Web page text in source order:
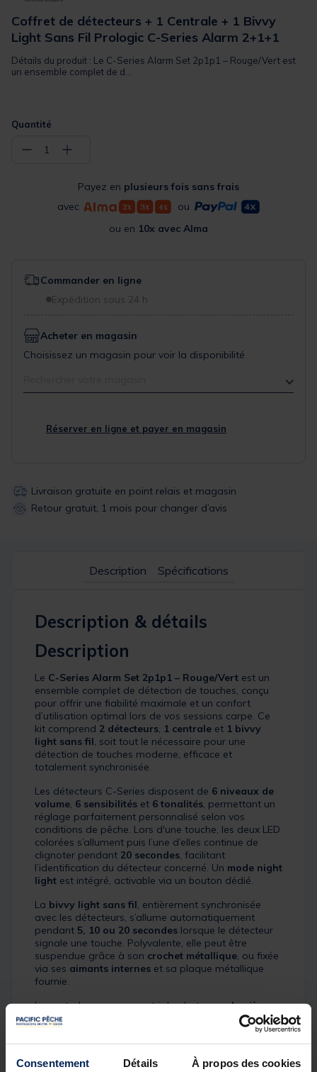
Consentement Détails À propos des cookies
Coffret de détecteurs + 1 Centrale + 1 Bivvy
Light Sans Fil Prologic C-Series Alarm 2+1+1
Détails du produit : Le C-Series Alarm Set 2p1p1 – Rouge/Vert est
un ensemble complet de d...
Quantité
− 1 +
Payez en plusieurs fois sans frais
avec
ou
ou en 10x avec Alma
Commander en ligne
Expédition sous 24 h
Acheter en magasin
Choisissez un magasin pour voir la disponibilité
Réserver en ligne et payer en magasin
Livraison gratuite en point relais et magasin
Retour gratuit, 1 mois pour changer d’avis
Description Spécifications
Description & détails
Description
Le C-Series Alarm Set 2p1p1 – Rouge/Vert est un
ensemble complet de détection de touches, conçu
pour offrir une fiabilité maximale et un confort
d’utilisation optimal lors de vos sessions carpe. Ce
kit comprend 2 détecteurs, 1 centrale et 1 bivvy
light sans fil, soit tout le nécessaire pour une
détection de touches moderne, efficace et
totalement synchronisée.
Les détecteurs C-Series disposent de 6 niveaux de
volume, 6 sensibilités et 6 tonalités, permettant un
réglage parfaitement personnalisé selon vos
conditions de pêche. Lors d'une touche, les deux LED
colorées s’allument puis l’une d’elles continue de
clignoter pendant 20 secondes, facilitant
l’identification du détecteur concerné. Un mode night
light est intégré, activable via un bouton dédié.
La bivvy light sans fil, entièrement synchronisée
avec les détecteurs, s’allume automatiquement
pendant 5, 10 ou 20 secondes lorsque le détecteur
signale une touche. Polyvalente, elle peut être
suspendue grâce à son crochet métallique, ou fixée
via ses aimants internes et sa plaque métallique
fournie.
La centrale propose une triple alerteson, lumière,
vibration
et assure une portée allant jusqu’à100
mètres
selon le terrain. Le système est certifié CE,
résistant aux intempéries et équipé d’une prise2.5
pour les swingers ou hangers lumineux.